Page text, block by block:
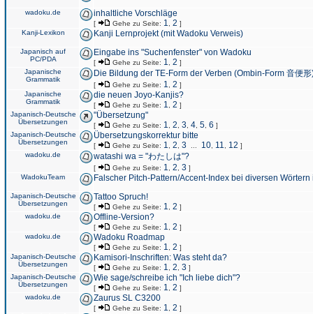
wadoku.de inhaltliche Vorschläge
[ Gehe zu Seite: 1 2 ]
Kanji-Lexikon
Kanji Lernprojekt (mit Wadoku Verweis)
Japanisch auf
PC/PDA
Eingabe ins "Suchenfenster" von Wadoku
[ Gehe zu Seite: 1 2 ]
Japanische
Grammatik
Die Bildung der TE-Form der Verben (Ombin-Form 音便形
[ Gehe zu Seite: 1 2 ]
Japanische
Grammatik
die neuen Joyo-Kanjis?
[ Gehe zu Seite: 1 2 ]
Japanisch-Deutsche
Übersetzungen
"Übersetzung"
[ Gehe zu Seite: 1 2 3 4 5 6 ]
Japanisch-Deutsche
Übersetzungen
Übersetzungskorrektur bitte
[ Gehe zu Seite: 1 2 3 10 11 12 ]
wadoku.de
watashi wa = "わたしは"?
[ Gehe zu Seite: 1 2 3 ]
WadokuTeam
Falscher Pitch-Pattern/Accent-Index bei diversen
Japanisch-Deutsche
Übersetzungen
Tattoo Spruch!
[ Gehe zu Seite: 1 2 ]
wadoku.de
Offline-Version?
[ Gehe zu Seite: 1 2 ]
wadoku.de
Wadoku Roadmap
[ Gehe zu Seite: 1 2 ]
Japanisch-Deutsche
Übersetzungen
Kamisori-Inschriften: Was steht da?
[ Gehe zu Seite: 1 2 3 ]
Japanisch-Deutsche
Übersetzungen
Wie sage/schreibe ich "Ich liebe dich"?
[ Gehe zu Seite: 1 2 ]
wadoku.de
Zaurus SL C3200
[ Gehe zu Seite: 1 2 ]